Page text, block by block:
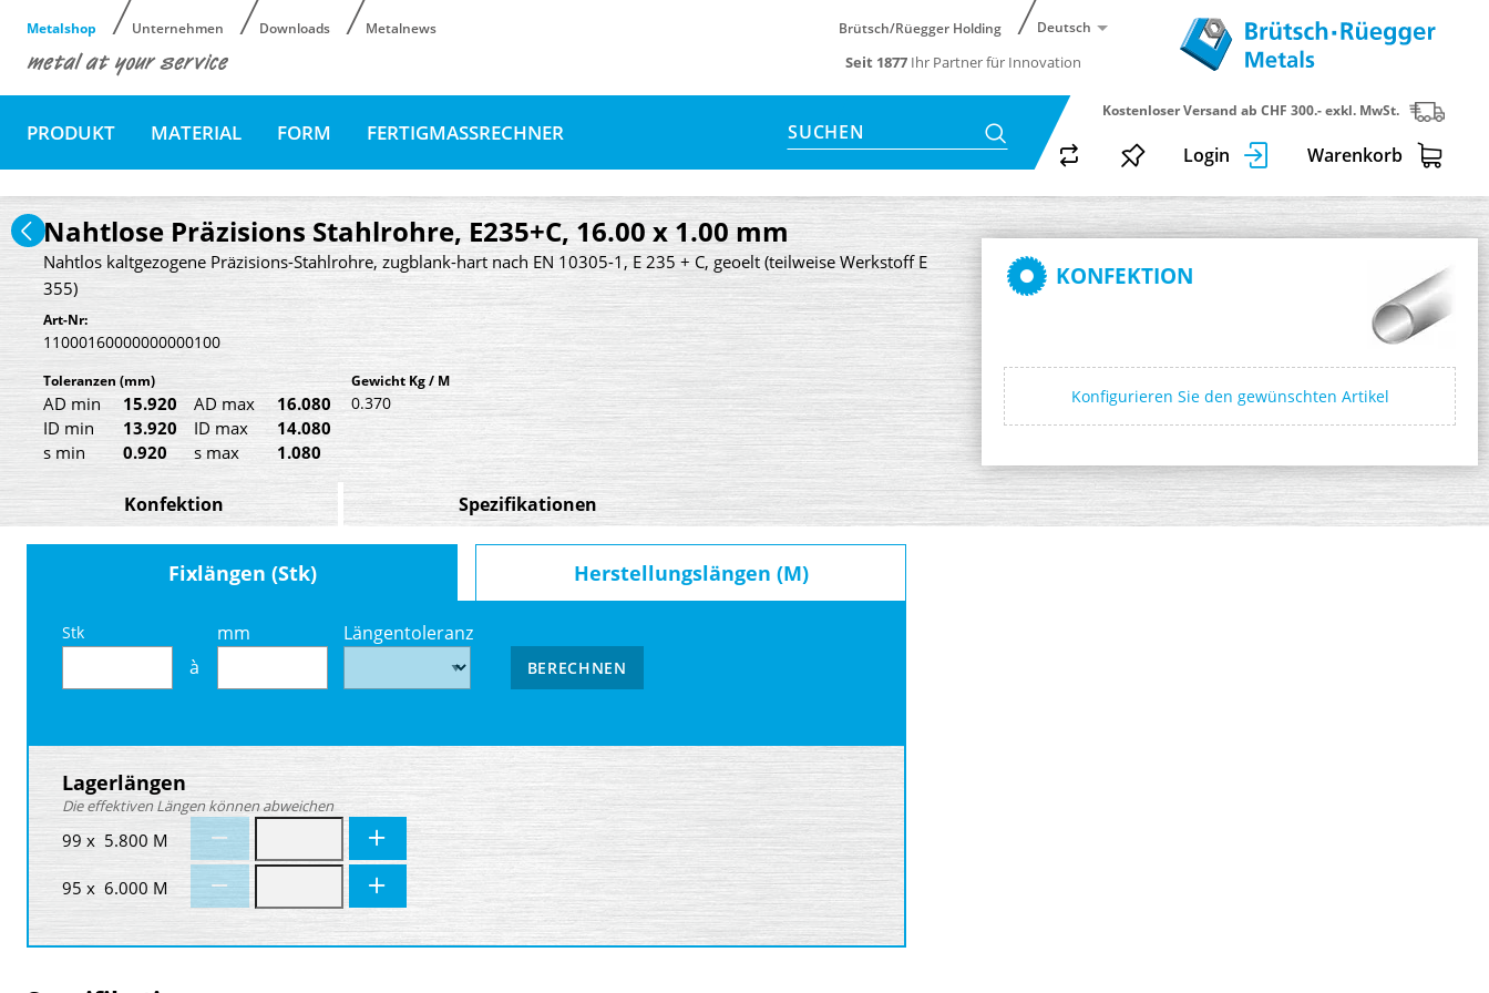
Metalshop Unternehmen Downloads Metalnews Brütsch/Rüegger Holding Deutsch
Seit 1877 Ihr Partner für Innovation
PRODUKT MATERIAL FORM FERTIGMASSRECHNER SUCHEN
Kostenloser Versand ab CHF 300.- exkl. MwSt.
Login Warenkorb
Nahtlose Präzisions Stahlrohre, E235+C, 16.00 x 1.00 mm
Nahtlos kaltgezogene Präzisions-Stahlrohre, zugblank-hart nach EN 10305-1, E 235 + C, geoelt (teilweise Werkstoff E
355)
Art-Nr:
11000160000000000100
Toleranzen (mm)
AD min 15.920 AD max
16.080
ID min
13.920 ID max
14.080
s min
0.920 s max 1.080
Gewicht Kg / M
0.370
Konfektion Spezifikationen
Fixlängen (Stk) Herstellungslängen (M)
Stk
à
mm Längentoleranz
BERECHNEN
Lagerlängen
Die effektiven Längen können abweichen
99 x 5.800 M
95 x 6.000 M
KONFEKTION
Konfigurieren Sie den gewünschten Artikel